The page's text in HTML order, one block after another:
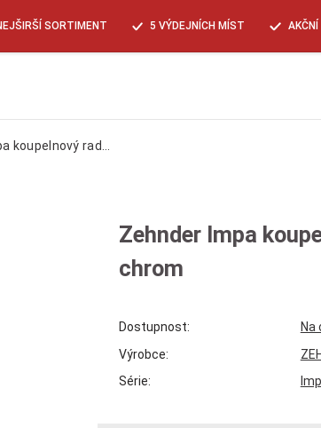
SORTIMENT 5 VÝDEJNÍCH MÍST AKČNÍ
koupelnový rad...
Zehnder Impa
chrom
Dostupnost:
Na
Výrobce:
Série: